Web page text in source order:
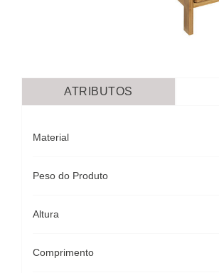
ATRIBUTOS
Material
Peso do Produto
Altura
Comprimento